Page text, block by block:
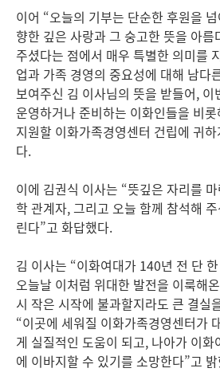
이어 “오늘의 기부는 단순한 후원을
향한 깊은 사랑과 그 숭고한 뜻을 아
주셨다는 점에서 매우 특별한 의미를
업과 가족 경영의 중요성에 대해 남다
보여주신 김 이사님의 뜻을 받들어, 이
운영하거나 준비하는 이화인들을 비
지원할 이화가족경영센터 건립에 귀
다.
이에 김권식 이사는 “뜻깊은 자리를
학 관계자, 그리고 오늘 함께 참석해
린다”고 화답했다.
김 이사는 “이화여대가 140년 전 단
오늘날 이처럼 위대한 발전을 이룩해
시 작은 시작에 불과할지라도 큰 결실
“이곳에 세워질 이화가족경영센터가
게 실질적인 도움이 되고, 나아가 이화
에 이바지할 수 있기를 소망한다”고